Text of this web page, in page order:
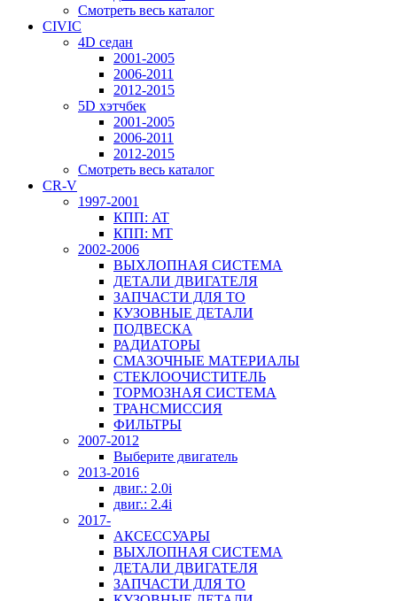
Смотреть весь каталог
CIVIC
4D седан
2001-2005
2006-2011
2012-2015
5D хэтчбек
2001-2005
2006-2011
2012-2015
Смотреть весь каталог
CR-V
1997-2001
КПП: AT
КПП: MT
2002-2006
ВЫХЛОПНАЯ СИСТЕМА
ДЕТАЛИ ДВИГАТЕЛЯ
ЗАПЧАСТИ ДЛЯ ТО
КУЗОВНЫЕ ДЕТАЛИ
ПОДВЕСКА
РАДИАТОРЫ
СМАЗОЧНЫЕ МАТЕРИАЛЫ
СТЕКЛООЧИСТИТЕЛЬ
ТОРМОЗНАЯ СИСТЕМА
ТРАНСМИССИЯ
ФИЛЬТРЫ
2007-2012
Выберите двигатель
2013-2016
двиг.: 2.0i
двиг.: 2.4i
2017-
АКСЕССУАРЫ
ВЫХЛОПНАЯ СИСТЕМА
ДЕТАЛИ ДВИГАТЕЛЯ
ЗАПЧАСТИ ДЛЯ ТО